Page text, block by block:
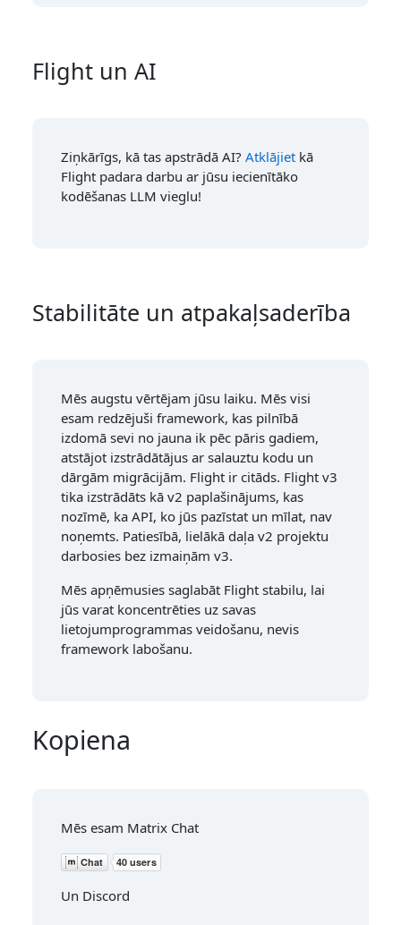
Flight un AI
Ziņkārīgs, kā tas apstrādā AI? Atklājiet kā
Flight padara darbu ar jūsu iecienītāko
kodēšanas LLM vieglu!
Stabilitāte un atpakaļsaderība
Mēs augstu vērtējam jūsu laiku. Mēs visi
esam redzējuši framework, kas pilnībā
izdomā sevi no jauna ik pēc pāris gadiem,
atstājot izstrādātājus ar salauztu kodu un
dārgām migrācijām. Flight ir citāds. Flight v3
tika izstrādāts kā v2 paplašinājums, kas
nozīmē, ka API, ko jūs pazīstat un mīlat, nav
noņemts. Patiesībā, lielākā daļa v2 projektu
darbosies bez izmaiņām v3.
Mēs apņēmusies saglabāt Flight stabilu, lai
jūs varat koncentrēties uz savas
lietojumprogrammas veidošanu, nevis
framework labošanu.
Kopiena
Mēs esam Matrix Chat
Un Discord